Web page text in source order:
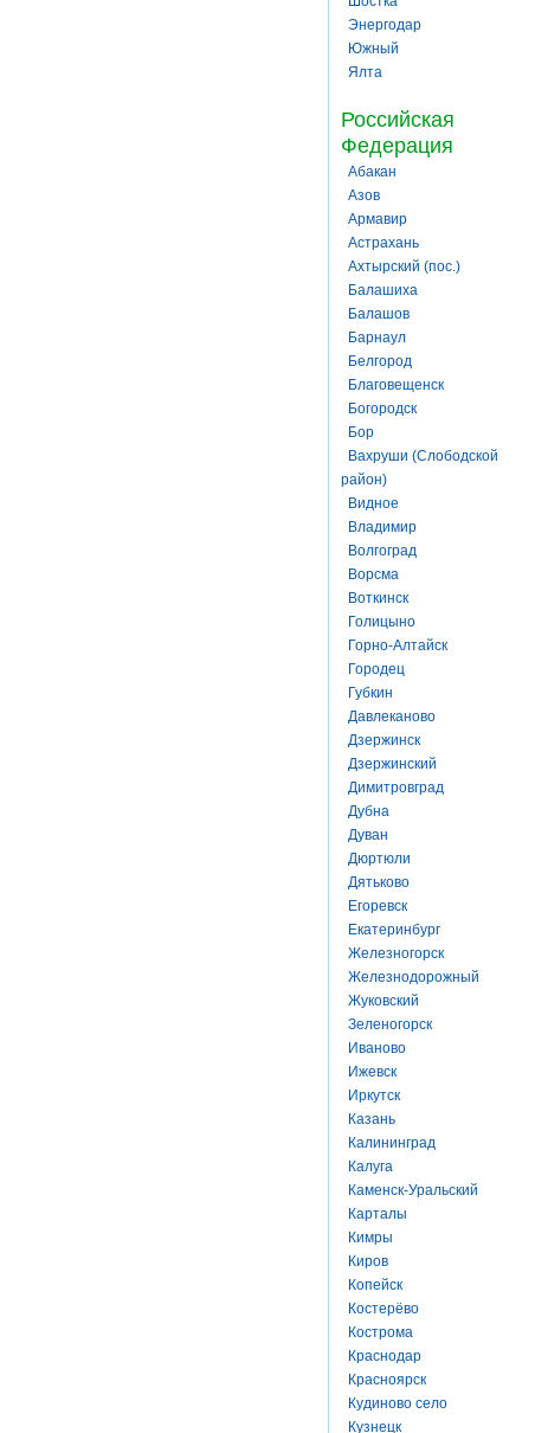
Энергодар
Южный
Ялта
Российская
Федерация
Абакан
Азов
Армавир
Астрахань
Ахтырский (пос.)
Балашиха
Балашов
Барнаул
Белгород
Благовещенск
Богородск
Бор
Вахруши (Слободской
район)
Видное
Владимир
Волгоград
Ворсма
Воткинск
Голицыно
Горно-Алтайск
Городец
Губкин
Давлеканово
Дзержинск
Дзержинский
Димитровград
Дубна
Дуван
Дюртюли
Дятьково
Егоревск
Екатеринбург
Железногорск
Железнодорожный
Жуковский
Зеленогорск
Иваново
Ижевск
Иркутск
Казань
Калининград
Калуга
Каменск-Уральский
Карталы
Кимры
Киров
Копейск
Костерёво
Кострома
Краснодар
Красноярск
Кудиново село
Кузнецк